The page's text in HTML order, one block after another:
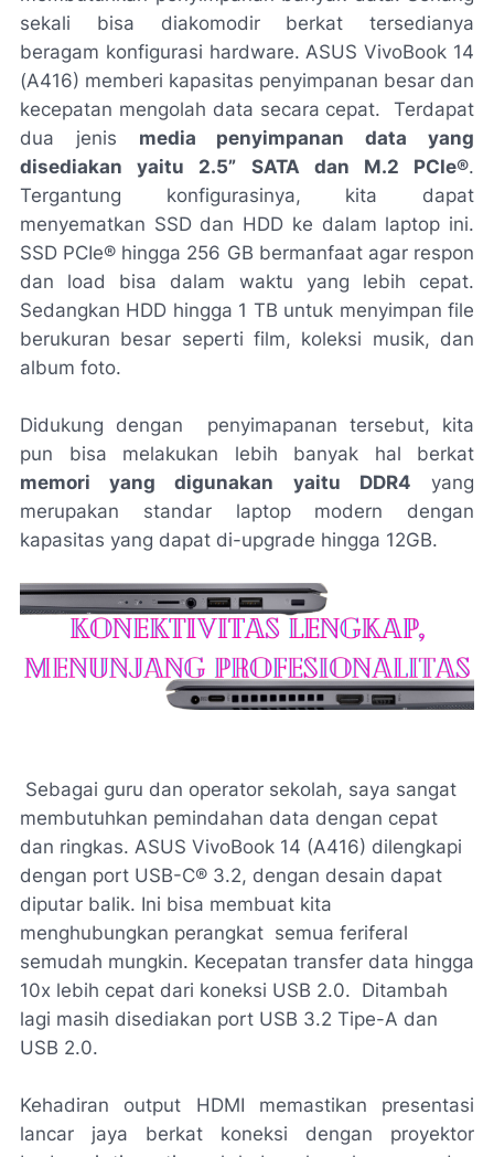
sekali bisa diakomodir berkat tersedianya
beragam konfigurasi hardware. ASUS VivoBook 14
(A416) memberi kapasitas penyimpanan besar dan
kecepatan mengolah data secara cepat. Terdapat
dua jenis media penyimpanan data yang
disediakan yaitu 2.5” SATA dan M.2 PCIe®.
Tergantung konfigurasinya, kita dapat
menyematkan SSD dan HDD ke dalam laptop ini.
SSD PCIe® hingga 256 GB bermanfaat agar respon
dan load bisa dalam waktu yang lebih cepat.
Sedangkan HDD hingga 1 TB untuk menyimpan file
berukuran besar seperti film, koleksi musik, dan
album foto.
Didukung dengan penyimapanan tersebut, kita
pun bisa melakukan lebih banyak hal berkat
memori yang digunakan yaitu DDR4 yang
merupakan standar laptop modern dengan
kapasitas yang dapat di-upgrade hingga 12GB.
Sebagai guru dan operator sekolah, saya sangat
membutuhkan pemindahan data dengan cepat
dan ringkas. ASUS VivoBook 14 (A416) dilengkapi
dengan port USB-C® 3.2, dengan desain dapat
diputar balik. Ini bisa membuat kita
menghubungkan perangkat semua feriferal
semudah mungkin. Kecepatan transfer data hingga
10x lebih cepat dari koneksi USB 2.0. Ditambah
lagi masih disediakan port USB 3.2 Tipe-A dan
USB 2.0.
Kehadiran output HDMI memastikan presentasi
lancar jaya berkat koneksi dengan proyektor